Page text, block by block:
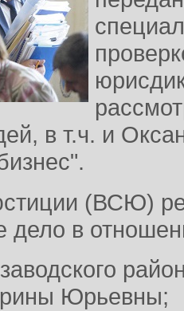
в т.ч. и
(ВСЮ)
дело в
Юрьевны;